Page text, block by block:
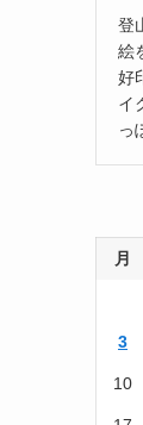
登
絵
好
イ
っ
月
3
10